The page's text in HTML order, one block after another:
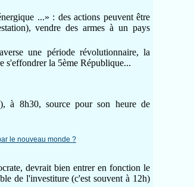
...» : des actions peuvent être
vendre des armes à un pays
une période révolutionnaire, la
s'effondrer la 5ème République...
à 8h30, source pour son heure de
devrait bien entrer en fonction le
de l'investiture (c'est souvent à 12h)